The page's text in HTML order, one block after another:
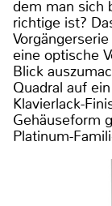
dem man sich
richtige ist?
eine optische
Blick
Quadral auf
Klavierlack-
Gehäuseform
Platinum-